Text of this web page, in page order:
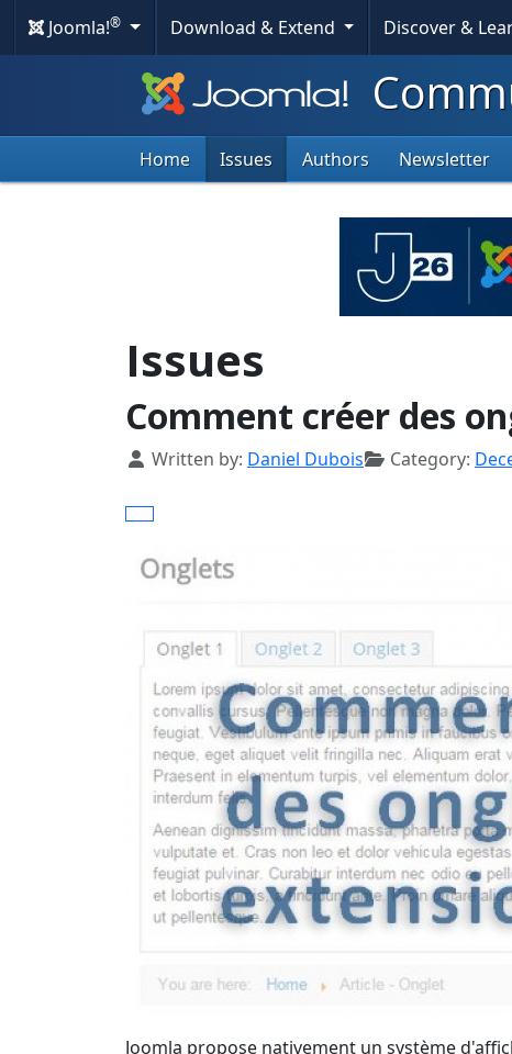
Joomla!® Download & Extend Discover &
Home Issues Authors Newsletter
Issues
Comment créer des
Details
Written by: Daniel Dubois Category:
Joomla propose nativement un système